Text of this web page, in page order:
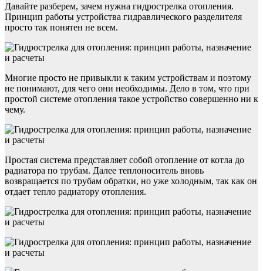
Давайте разберем, зачем нужна гидрострелка отопления.
Принцип работы устройства гидравлического разделителя
просто так понятен не всем.
Многие просто не привыкли к таким устройствам и поэтому
не понимают, для чего они необходимы. Дело в том, что при
простой системе отопления такое устройство совершенно ни к
чему.
Простая система представляет собой отопление от котла до
радиатора по трубам. Далее теплоноситель вновь
возвращается по трубам обратки, но уже холодным, так как он
отдает тепло радиатору отопления.